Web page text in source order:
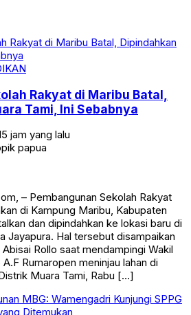
Rakyat di Maribu Batal,
Tami, Ini Sebabnya
jam yang lalu
papua
– Pembangunan Sekolah Rakyat
di Kampung Maribu, Kabupaten
dan dipindahkan ke lokasi baru di
Jayapura. Hal tersebut disampaikan
Rollo saat mendampingi Wakil
Rumaropen meninjau lahan di
Muara Tami, Rabu […]